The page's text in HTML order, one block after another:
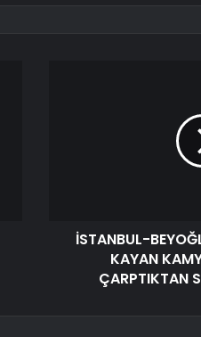
İSTANBUL-
KAYAN
ÇARPTIKTAN